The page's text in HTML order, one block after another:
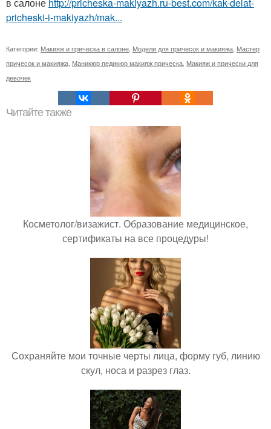
в салоне http://pricheska-makiyazh.ru-best.com/kak-delat-
pricheski-i-makiyazh/mak...
Категории: Макияж и прическа в салоне, Модели для причесок и макияжа, Мастер
причесок и макияжа, Маникюр педикюр макияж прическа, Макияж и прически для
девочек
Читайте также
Косметолог/визажист. Образование медицинское,
сертификаты на все процедуры!
Сохраняйте мои точные черты лица, форму губ, линию
скул, носа и разрез глаз.